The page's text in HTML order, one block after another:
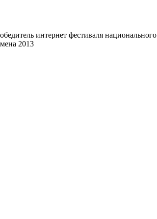
интернет фестиваля национального
2013